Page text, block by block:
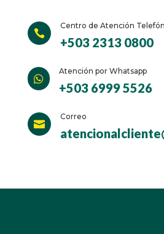

Centro de Atención
+503 2313 0800

Atención por Whatsapp
+503 6999 5526

Correo